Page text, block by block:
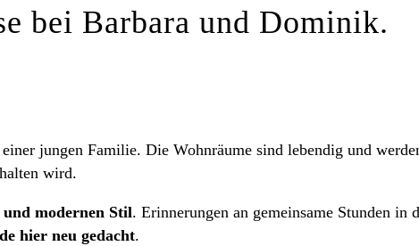
bei Barbara und Dominik.
jungen Familie. Die Wohnräume sind lebendig und
wird.
modernen Stil. Erinnerungen an gemeinsame Stunden
hier neu gedacht.